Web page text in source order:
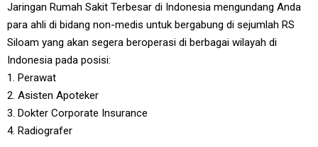
Jaringan Rumah Sakit Terbesar di Indonesia mengundang Anda
para ahli di bidang non-medis untuk bergabung di sejumlah RS
Siloam yang akan segera beroperasi di berbagai wilayah di
Indonesia pada posisi:
1. Perawat
2. Asisten Apoteker
3. Dokter Corporate Insurance
4. Radiografer